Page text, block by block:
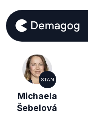
STAN
Michaela
Šebelová